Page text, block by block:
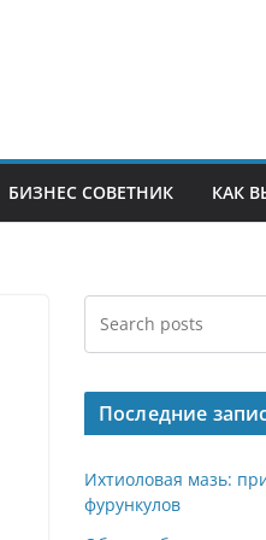
БИЗНЕС СОВЕТНИК КАК
Последние
Ихтиоловая мазь:
фурункулов